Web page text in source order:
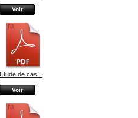
Voir
Etude de cas...
Voir